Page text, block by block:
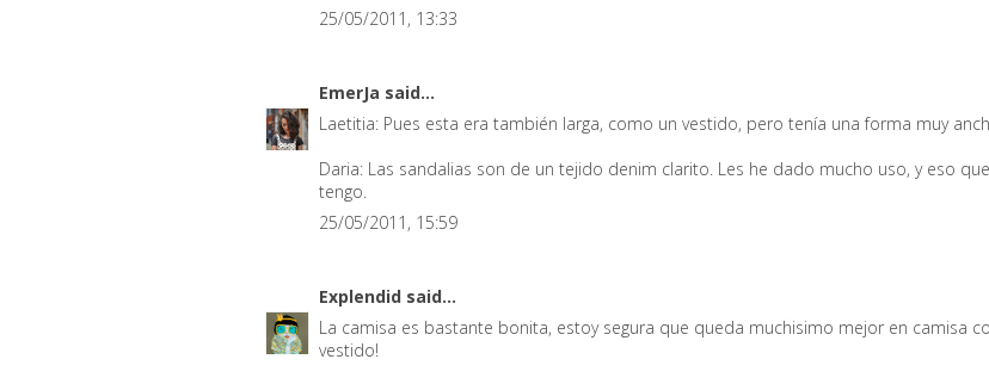
25/05/2011, 13:33
EmerJa said...
Laetitia: Pues esta era también larga, como un vestido, pero tenía una forma muy
Daria: Las sandalias son de un tejido denim clarito. Les he dado mucho uso, y eso
tengo.
25/05/2011, 15:59
Explendid said...
La camisa es bastante bonita, estoy segura que queda muchisimo mejor en camisa
vestido!